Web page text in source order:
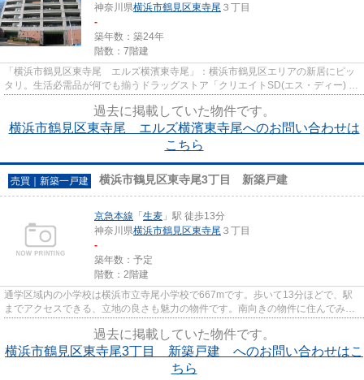
神奈川県横浜市鶴見区東寺尾 ３丁目
-
築年数：築24年
階数：7階建
「横浜市鶴見区東寺尾 エルズ横濱東寺尾」：横浜市鶴見区エリアの新居にピッ
タリ。生活必需品が何でも揃うドラッグストア「クリエイトSD(エス・ディー) 横
過去に掲載していた物件です。
横浜市鶴見区東寺尾 エルズ横濱東寺尾へのお問い合わせは
こちら
売買｜新築一戸建 横浜市鶴見区東寺尾3丁目 新築戸建
京急本線 「 生麦 」駅 徒歩13分
神奈川県横浜市鶴見区東寺尾 ３丁目
-
築年数：予定
階数：2階建
通学区域内の小学校は横浜市立寺尾小学校で667mです。歩いて13分ほどで、駅
までアクセスできる、立地の良さも魅力の物件です。南向きの物件に住んでみま
過去に掲載していた物件です。
横浜市鶴見区東寺尾3丁目 新築戸建 へのお問い合わせはこ
ちら